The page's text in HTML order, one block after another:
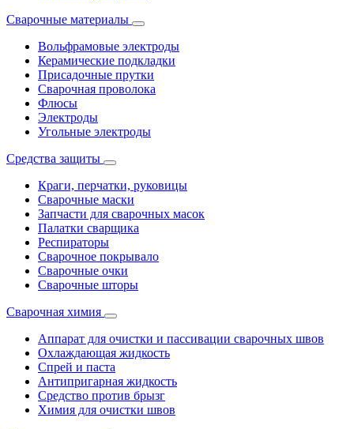
Сварочные материалы
Вольфрамовые электроды
Керамические подкладки
Присадочные прутки
Сварочная проволока
Флюсы
Электроды
Угольные электроды
Средства защиты
Краги, перчатки, руковицы
Сварочные маски
Запчасти для сварочных масок
Палатки сварщика
Респираторы
Сварочное покрывало
Сварочные очки
Сварочные шторы
Сварочная химия
Аппарат для очистки и пассивации сварочных швов
Охлаждающая жидкость
Спрей и паста
Антипригарная жидкость
Средство против брызг
Химия для очистки швов